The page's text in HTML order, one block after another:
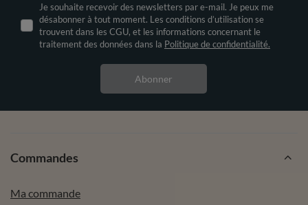
Je souhaite recevoir des newsletters par e-mail. Je peux me
désabonner à tout moment. Les conditions d’utilisation se
trouvent dans les CGU, et les informations concernant le
traitement des données dans la Politique de confidentialité.
Abonner
Commandes
Ma commande